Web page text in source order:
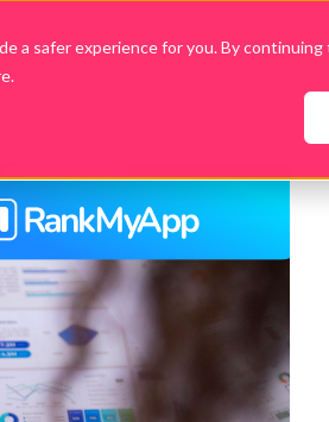
a safer experience for you. By
Cases